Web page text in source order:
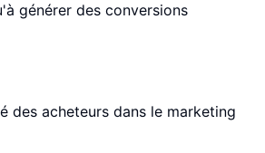
générer des conversions